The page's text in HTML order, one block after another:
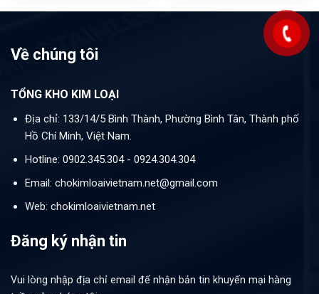
Về chúng tôi
TỔNG KHO KIM LOẠI
Địa chỉ: 133/14/5 Bình Thành, Phường Bình Tân, Thành phố
Hồ Chí Minh, Việt Nam.
Hotline: 0902.345.304 - 0924.304.304
Email: chokimloaivietnam.net@gmail.com
Web: chokimloaivietnam.net
Đăng ký nhận tin
Vui lòng nhập địa chỉ email để nhận bản tin khuyến mại hàng